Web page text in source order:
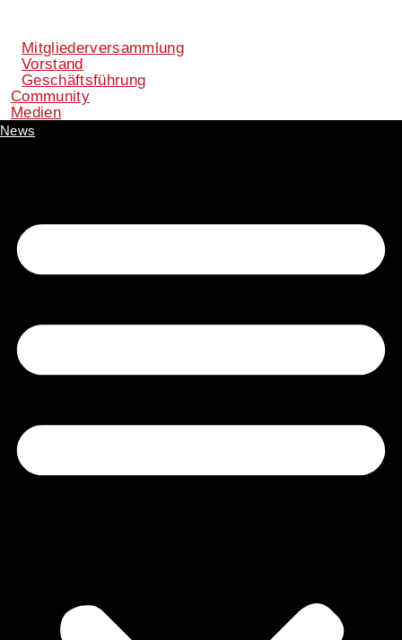
Mitgliederversammlung
Vorstand
Geschäftsführung
Community
Medien
News